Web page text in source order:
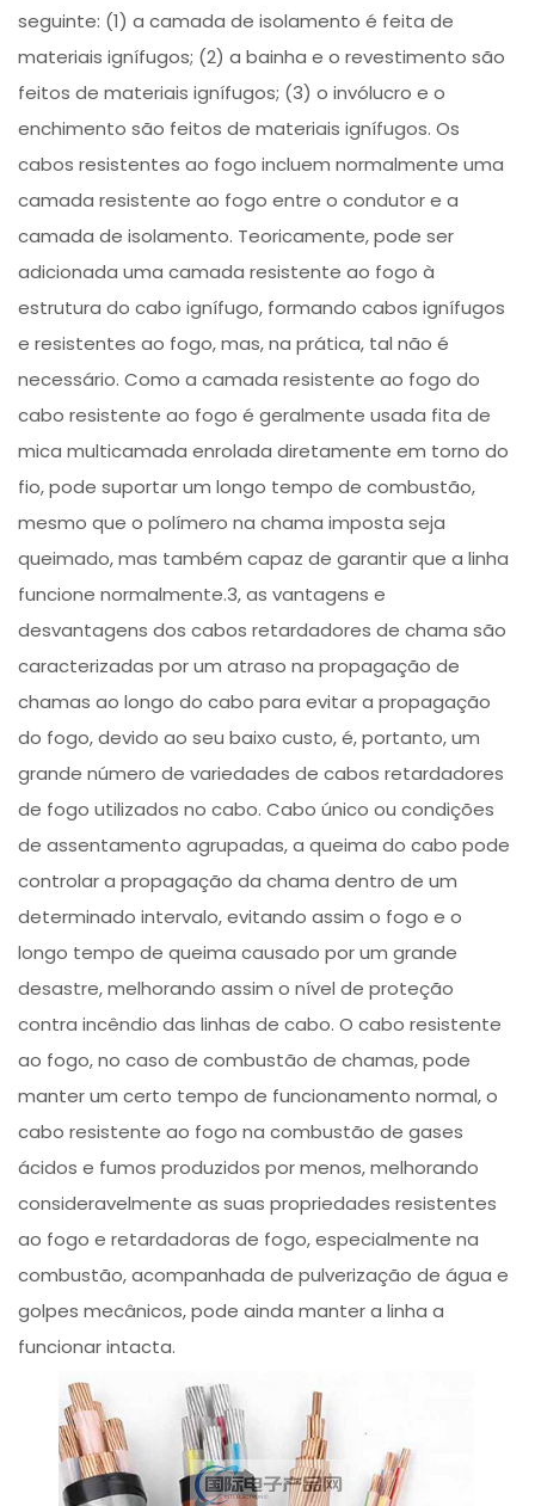
seguinte: (1) a camada de isolamento é feita de
materiais ignífugos; (2) a bainha e o revestimento são
feitos de materiais ignífugos; (3) o invólucro e o
enchimento são feitos de materiais ignífugos. Os
cabos resistentes ao fogo incluem normalmente uma
camada resistente ao fogo entre o condutor e a
camada de isolamento. Teoricamente, pode ser
adicionada uma camada resistente ao fogo à
estrutura do cabo ignífugo, formando cabos ignífugos
e resistentes ao fogo, mas, na prática, tal não é
necessário. Como a camada resistente ao fogo do
cabo resistente ao fogo é geralmente usada fita de
mica multicamada enrolada diretamente em torno do
fio, pode suportar um longo tempo de combustão,
mesmo que o polímero na chama imposta seja
queimado, mas também capaz de garantir que a linha
funcione normalmente.3, as vantagens e
desvantagens dos cabos retardadores de chama são
caracterizadas por um atraso na propagação de
chamas ao longo do cabo para evitar a propagação
do fogo, devido ao seu baixo custo, é, portanto, um
grande número de variedades de cabos retardadores
de fogo utilizados no cabo. Cabo único ou condições
de assentamento agrupadas, a queima do cabo pode
controlar a propagação da chama dentro de um
determinado intervalo, evitando assim o fogo e o
longo tempo de queima causado por um grande
desastre, melhorando assim o nível de proteção
contra incêndio das linhas de cabo. O cabo resistente
ao fogo, no caso de combustão de chamas, pode
manter um certo tempo de funcionamento normal, o
cabo resistente ao fogo na combustão de gases
ácidos e fumos produzidos por menos, melhorando
consideravelmente as suas propriedades resistentes
ao fogo e retardadoras de fogo, especialmente na
combustão, acompanhada de pulverização de água e
golpes mecânicos, pode ainda manter a linha a
funcionar intacta.